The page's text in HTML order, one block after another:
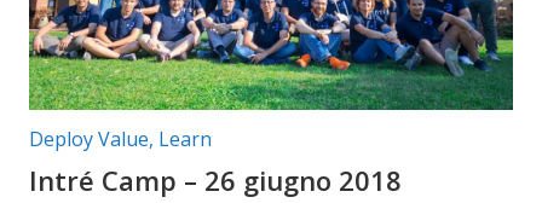
Categorie articolo:
Deploy Value, Learn
Intré Camp – 26 giugno 2018